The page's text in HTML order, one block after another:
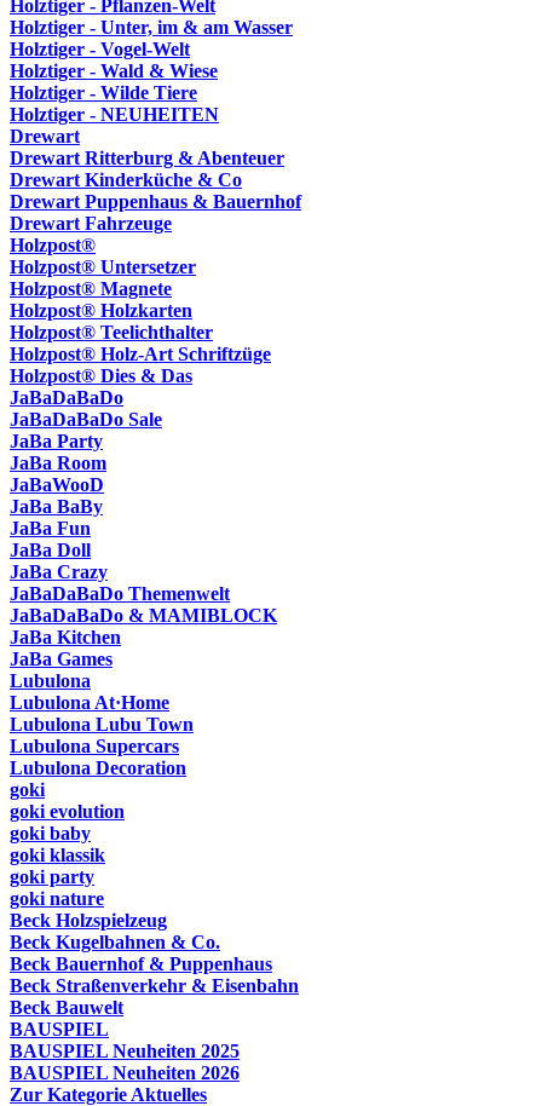
Holztiger - Pflanzen-Welt
Holztiger - Unter, im & am Wasser
Holztiger - Vogel-Welt
Holztiger - Wald & Wiese
Holztiger - Wilde Tiere
Holztiger - NEUHEITEN
Drewart
Drewart Ritterburg & Abenteuer
Drewart Kinderküche & Co
Drewart Puppenhaus & Bauernhof
Drewart Fahrzeuge
Holzpost®
Holzpost® Untersetzer
Holzpost® Magnete
Holzpost® Holzkarten
Holzpost® Teelichthalter
Holzpost® Holz-Art Schriftzüge
Holzpost® Dies & Das
JaBaDaBaDo
JaBaDaBaDo Sale
JaBa Party
JaBa Room
JaBaWooD
JaBa BaBy
JaBa Fun
JaBa Doll
JaBa Crazy
JaBaDaBaDo Themenwelt
JaBaDaBaDo & MAMIBLOCK
JaBa Kitchen
JaBa Games
Lubulona
Lubulona At·Home
Lubulona Lubu Town
Lubulona Supercars
Lubulona Decoration
goki
goki evolution
goki baby
goki klassik
goki party
goki nature
Beck Holzspielzeug
Beck Kugelbahnen & Co.
Beck Bauernhof & Puppenhaus
Beck Straßenverkehr & Eisenbahn
Beck Bauwelt
BAUSPIEL
BAUSPIEL Neuheiten 2025
BAUSPIEL Neuheiten 2026
Zur Kategorie Aktuelles